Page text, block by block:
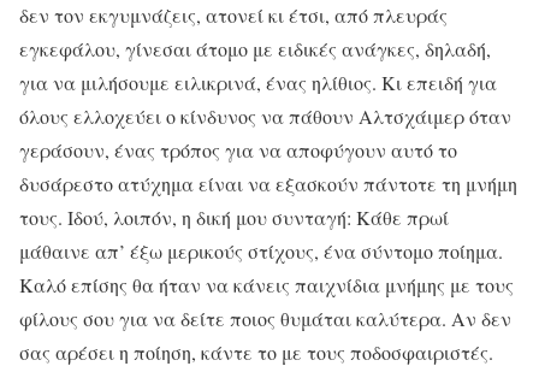
δεν τον εκγυμνάζεις, ατονεί κι έτσι, από πλευράς
εγκεφάλου, γίνεσαι άτομο με ειδικές ανάγκες, δηλαδή,
για να μιλήσουμε ειλικρινά, ένας ηλίθιος. Κι επειδή για
όλους ελλοχεύει ο κίνδυνος να πάθουν Αλτσχάιμερ όταν
γεράσουν, ένας τρόπος για να αποφύγουν αυτό το
δυσάρεστο ατύχημα είναι να εξασκούν πάντοτε τη μνήμη
τους. Ιδού, λοιπόν, η δική μου συνταγή: Κάθε πρωί
μάθαινε απ’ έξω μερικούς στίχους, ένα σύντομο ποίημα.
Καλό επίσης θα ήταν να κάνεις παιχνίδια μνήμης με τους
φίλους σου για να δείτε ποιος θυμάται καλύτερα. Αν δεν
σας αρέσει η ποίηση, κάντε το με τους ποδοσφαιριστές.